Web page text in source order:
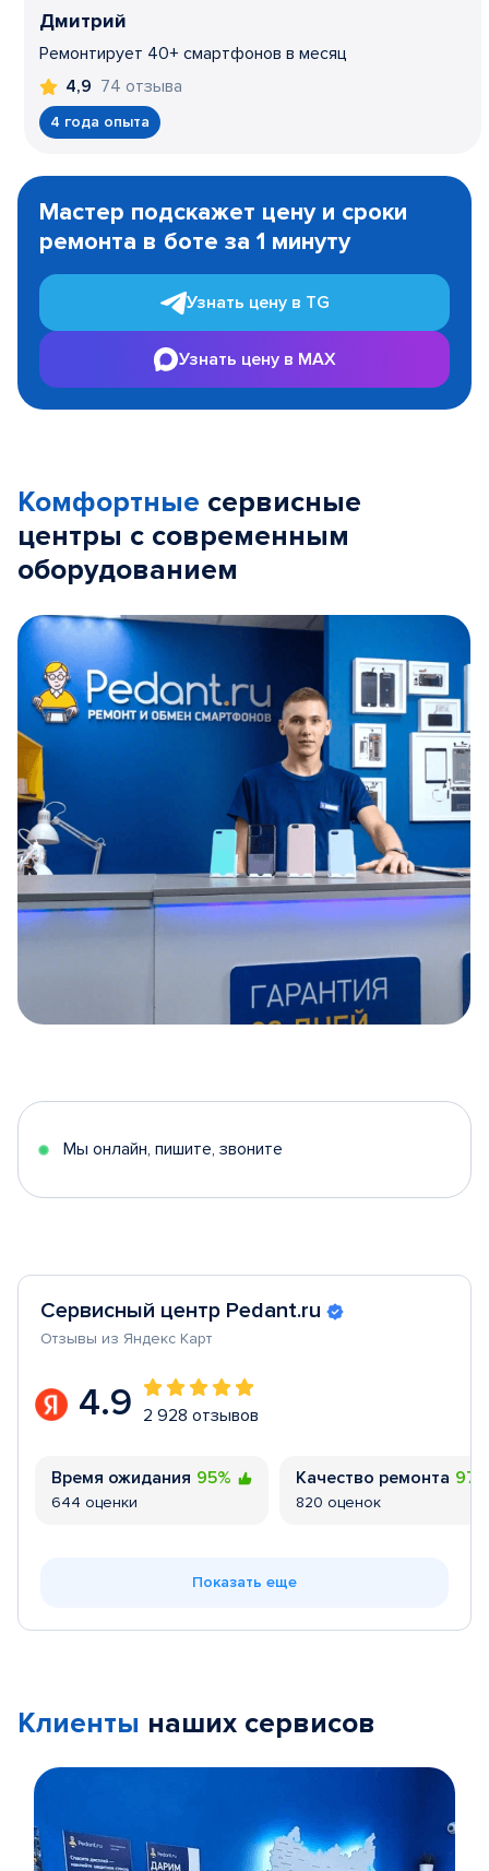
Дмитрий
Ремонтирует 40+ смартфонов в месяц
4,9 74 отзыва
4 года опыта
1
Мастер подскажет цену и сроки
ремонта в боте за 1 минуту
Узнать цену в TG
Узнать цену в MAX
Комфортные сервисные
центры с современным
оборудованием
5
Мы онлайн, пишите, звоните
Сервисный центр Pedant.ru
Отзывы из Яндекс Карт
4.9 2 928 отзывов
Время ожидания 95%
644 оценки
Качество ремонта
820 оценок
Показать еще
Клиенты наших сервисов